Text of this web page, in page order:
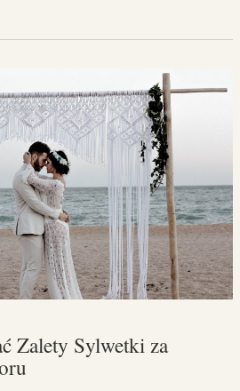
Zalety Sylwetki za